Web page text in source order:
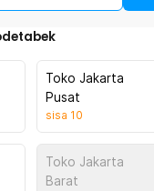
Toko Jakarta
Pusat
sisa 10
Toko Jakarta
Barat